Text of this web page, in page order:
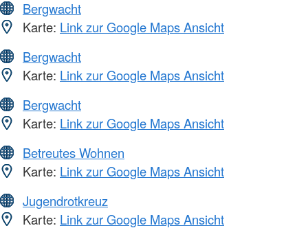
Bergwacht
Karte: Link zur Google Maps Ansicht
Bergwacht
Karte: Link zur Google Maps Ansicht
Bergwacht
Karte: Link zur Google Maps Ansicht
Betreutes Wohnen
Karte: Link zur Google Maps Ansicht
Jugendrotkreuz
Karte: Link zur Google Maps Ansicht